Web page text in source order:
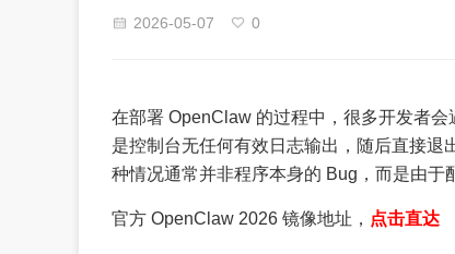
2026-05-07 0
在部署 OpenClaw 的过程中，很多开发者
是控制台无任何有效日志输出，随后直接退
种情况通常并非程序本身的 Bug，而是由于
官方 OpenClaw 2026 镜像地址， 点击直达